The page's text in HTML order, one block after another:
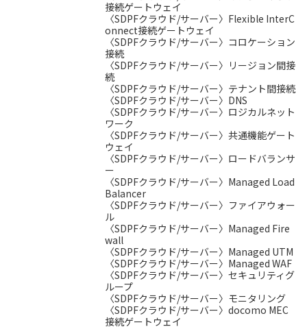
接続ゲートウェイ
〈SDPFクラウド/サーバー〉Flexible InterC
onnect接続ゲートウェイ
〈SDPFクラウド/サーバー〉コロケーション
接続
〈SDPFクラウド/サーバー〉リージョン間接
続
〈SDPFクラウド/サーバー〉テナント間接続
〈SDPFクラウド/サーバー〉DNS
〈SDPFクラウド/サーバー〉ロジカルネット
ワーク
〈SDPFクラウド/サーバー〉共通機能ゲート
ウェイ
〈SDPFクラウド/サーバー〉ロードバランサ
ー
〈SDPFクラウド/サーバー〉Managed Load
Balancer
〈SDPFクラウド/サーバー〉ファイアウォー
ル
〈SDPFクラウド/サーバー〉Managed Fire
wall
〈SDPFクラウド/サーバー〉Managed UTM
〈SDPFクラウド/サーバー〉Managed WAF
〈SDPFクラウド/サーバー〉セキュリティグ
ループ
〈SDPFクラウド/サーバー〉モニタリング
〈SDPFクラウド/サーバー〉docomo MEC
接続ゲートウェイ